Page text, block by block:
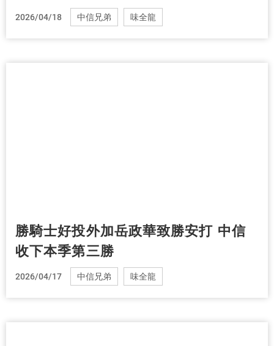
2026/04/18 中信兄弟 味全龍
勝騎士好投外加岳政華致勝安打 中信
收下本季第三勝
2026/04/17 中信兄弟 味全龍